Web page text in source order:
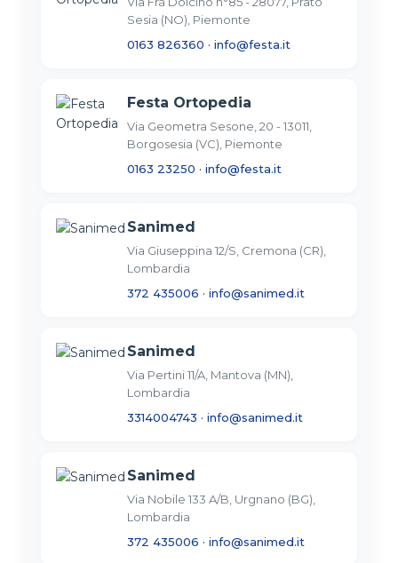
Sesia (NO), Piemonte
0163 826360 · info@festa.it
Festa Ortopedia
Via Geometra Sesone, 20 - 13011,
Borgosesia (VC), Piemonte
0163 23250 · info@festa.it
Sanimed
Via Giuseppina 12/S, Cremona (CR),
Lombardia
372 435006 · info@sanimed.it
Sanimed
Via Pertini 11/A, Mantova (MN),
Lombardia
3314004743 · info@sanimed.it
Sanimed
Via Nobile 133 A/B, Urgnano (BG),
Lombardia
372 435006 · info@sanimed.it